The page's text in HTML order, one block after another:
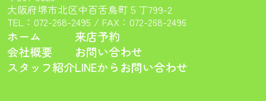
大阪府堺市北区中百舌鳥町５丁799-2
TEL： 072-268-2495 / FAX：072-268-2496
ホーム
会社概要
スタッフ紹介
来店予約
お問い合わせ
LINEからお問い合わせ